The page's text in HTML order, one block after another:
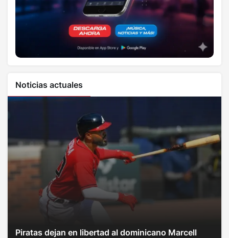
Noticias actuales
Piratas dejan en libertad al dominicano Marcell